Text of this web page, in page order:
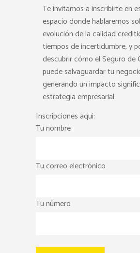
Te invitamos a inscribirte en
espacio donde hablaremos
evolución de la calidad
tiempos de incertidumbre, y
descubrir cómo el Seguro de
puede salvaguardar tu
generando un impacto
estrategia empresarial.
Inscripciones aquí:
Tu nombre
Tu correo electrónico
Tu número